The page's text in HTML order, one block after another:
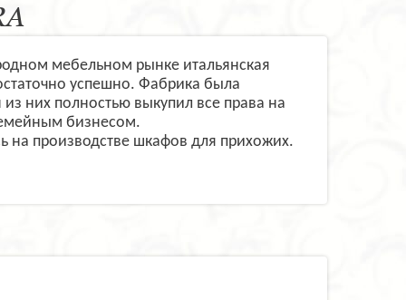
мебельном рынке итальянская
успешно. Фабрика была
них полностью выкупил все права на
бизнесом.
на производстве шкафов для прихожих.